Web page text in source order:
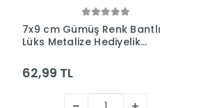
7x9 cm Gümüş Renk Bantlı
Lüks Metalize Hediyelik
62,99 TL